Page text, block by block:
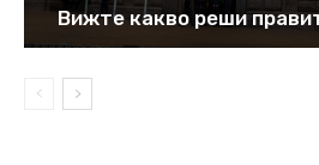
Вижте какво реши